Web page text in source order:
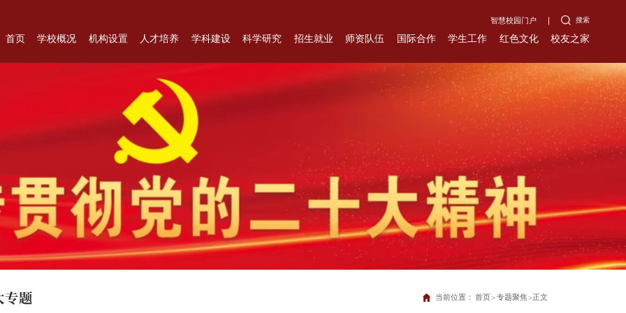
智慧校园门户 搜索
首页 学校概况 机构设置 人才培养 学科建设 科学研究 招生就业 师资队伍 国际合作 学生工作 红色文化 校友之家
专题 当前位置： 首页>专题聚焦>正文